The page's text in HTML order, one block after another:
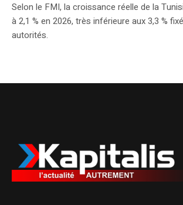
Selon le FMI, la croissance réelle de la
à 2,1 % en 2026, très inférieure aux 3,3 %
autorités.